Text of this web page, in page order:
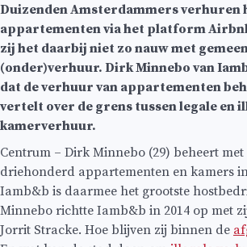
Duizenden Amsterdammers verhuren
appartementen via het platform
zij het daarbij niet zo nauw met
(onder)verhuur. Dirk Minnebo van
dat de verhuur van appartementen
vertelt over de grens tussen legale en
kamerverhuur.
Centrum – Dirk Minnebo (29) beheert
driehonderd appartementen en kamers
Iamb&b is daarmee het grootste
Minnebo richtte Iamb&b in 2014 op met
Jorrit Stracke. Hoe blijven zij binnen de